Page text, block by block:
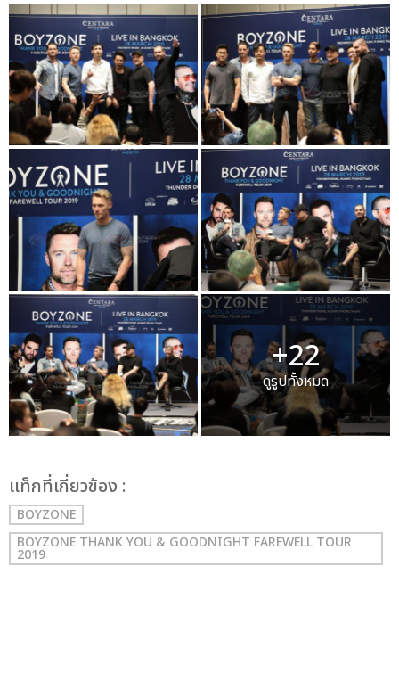
+22
ดูรูปทั้งหมด
เเท็กที่เกี่ยวข้อง :
BOYZONE
BOYZONE THANK YOU & GOODNIGHT FAREWELL TOUR
2019